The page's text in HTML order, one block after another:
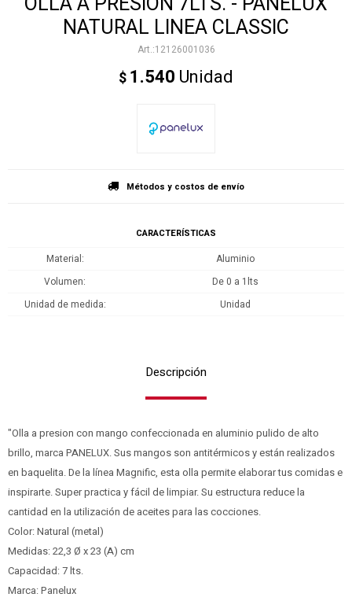
NATURAL LINEA CLASSIC
12126001036
$ 1.540 Unidad
Métodos y costos de envío
CARACTERÍSTICAS
Material
Aluminio
Volumen
De 0 a 1lts
Unidad de medida
Unidad
Descripción
"Olla a presion con mango confeccionada en aluminio pulido de alto
brillo, marca PANELUX. Sus mangos son antitérmicos y están realizados
en baquelita. De la línea Magnific, esta olla permite elaborar tus comidas e
inspirarte. Super practica y fácil de limpiar. Su estructura reduce la
cantidad en la utilización de aceites para las cocciones.
Color: Natural (metal)
Medidas: 22,3 Ø x 23 (A) cm
Capacidad: 7 lts.
Marca: Panelux